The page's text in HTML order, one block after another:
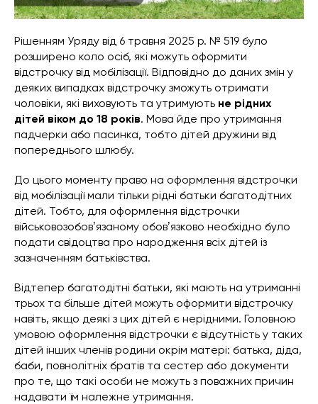
Рішенням Уряду від 6 травня 2025 р. № 519 було
розширено коло осіб, які можуть оформити
відстрочку від мобілізації. Відповідно до даних змін у
деяких випадках відстрочку зможуть отримати
чоловіки, які виховують та утримують не рідних
дітей віком до 18 років. Мова йде про утримання
падчерки або пасинка, тобто дітей дружини від
попереднього шлюбу.
До цього моменту право на оформлення відстрочки
від мобілізації мали тільки рідні батьки багатодітних
дітей. Тобто, для оформлення відстрочки
військовозобовʼязаному обовʼязково необхідно було
подати свідоцтва про народження всіх дітей із
зазначенням батьківства.
Відтепер багатодітні батьки, які мають на утриманні
трьох та більше дітей можуть оформити відстрочку
навіть, якщо деякі з цих дітей є нерідними. Головною
умовою оформлення відстрочки є відсутність у таких
дітей інших членів родини окрім матері: батька, діда,
баби, повнолітніх братів та сестер або документи
про те, що такі особи не можуть з поважних причин
надавати їм належне утримання.